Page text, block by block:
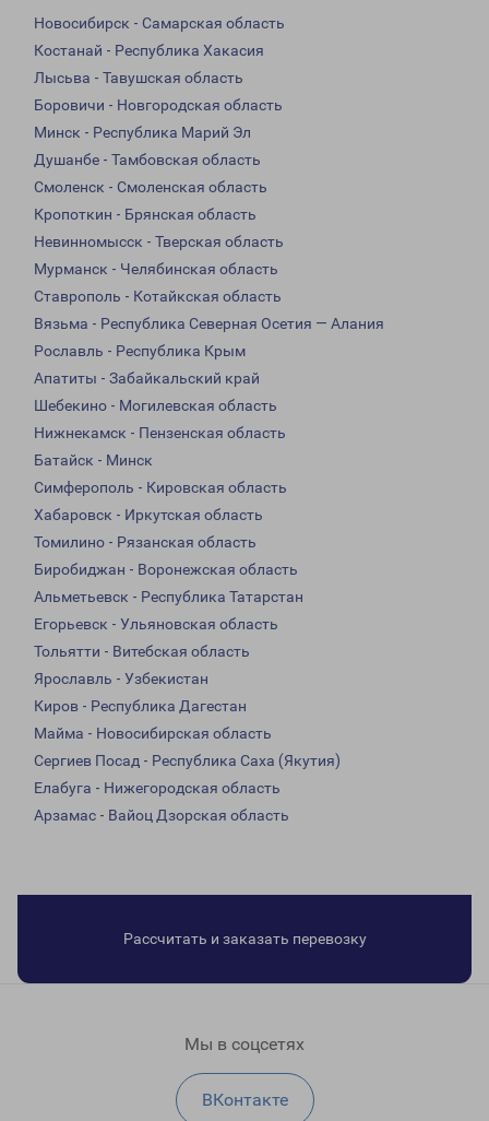
Новосибирск - Самарская область
Костанай - Республика Хакасия
Лысьва - Тавушская область
Боровичи - Новгородская область
Минск - Республика Марий Эл
Душанбе - Тамбовская область
Смоленск - Смоленская область
Кропоткин - Брянская область
Невинномысск - Тверская область
Мурманск - Челябинская область
Ставрополь - Котайкская область
Вязьма - Республика Северная Осетия — Алания
Рославль - Республика Крым
Апатиты - Забайкальский край
Шебекино - Могилевская область
Нижнекамск - Пензенская область
Батайск - Минск
Симферополь - Кировская область
Хабаровск - Иркутская область
Томилино - Рязанская область
Биробиджан - Воронежская область
Альметьевск - Республика Татарстан
Егорьевск - Ульяновская область
Тольятти - Витебская область
Ярославль - Узбекистан
Киров - Республика Дагестан
Майма - Новосибирская область
Сергиев Посад - Республика Саха (Якутия)
Елабуга - Нижегородская область
Арзамас - Вайоц Дзорская область
Рассчитать и заказать перевозку
Мы в соцсетях
ВКонтакте